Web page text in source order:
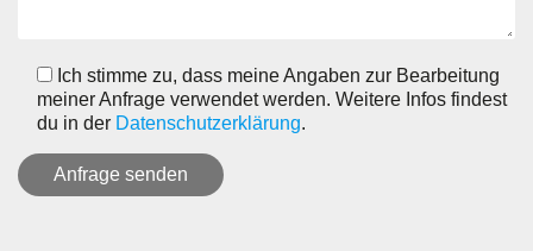
Ich stimme zu, dass meine Angaben zur Bearbeitung
meiner Anfrage verwendet werden. Weitere Infos findest
du in der Datenschutzerklärung.